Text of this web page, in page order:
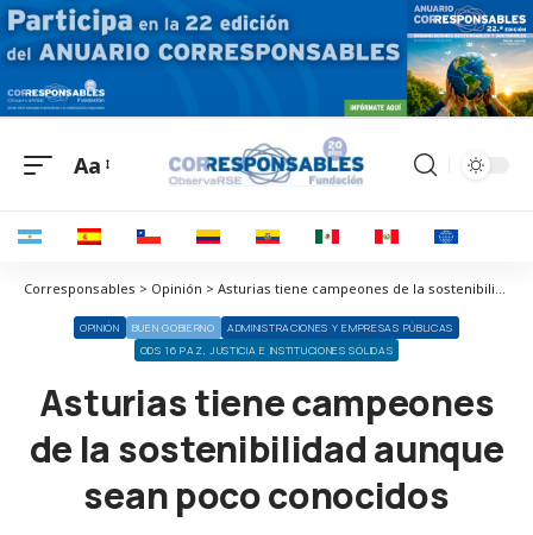
Aa
Corresponsables > Opinión > Asturias tiene campeones de la sostenibilidad aunque sean poco conocidos
OPINIÓN BUEN GOBIERNO
ADMINISTRACIONES Y EMPRESAS PÚBLICAS
ODS 16 PAZ, JUSTICIA E INSTITUCIONES SÓLIDAS
Asturias tiene campeones
de la sostenibilidad aunque
sean poco conocidos